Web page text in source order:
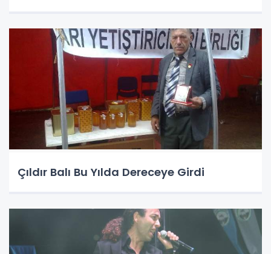
Çıldır Balı Bu Yılda Dereceye Girdi